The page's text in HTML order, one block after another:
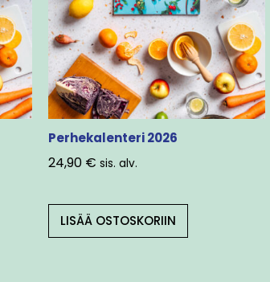
Perhekalenteri 2026
24,90 € sis. alv.
LISÄÄ OSTOSKORIIN